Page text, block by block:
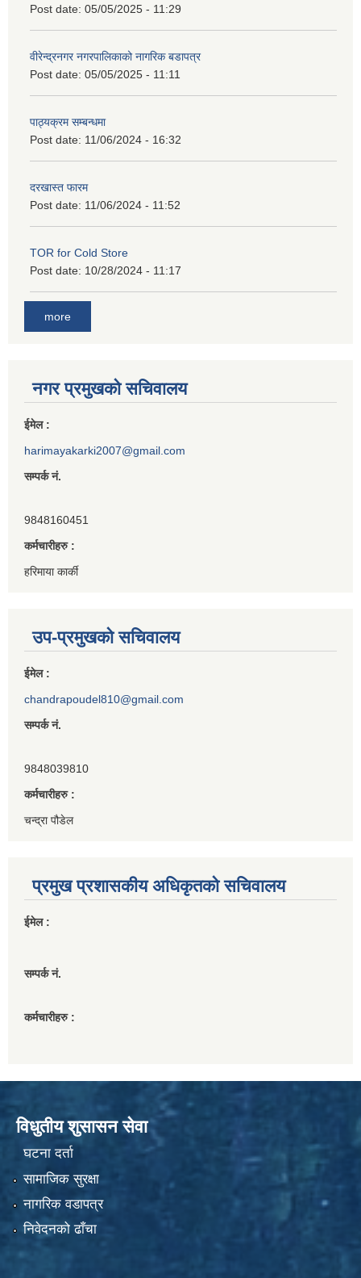
Post date: 05/05/2025 - 11:29
वीरेन्द्रनगर नगरपालिकाको नागरिक बडापत्र
Post date: 05/05/2025 - 11:11
पाठ्यक्रम सम्बन्धमा
Post date: 11/06/2024 - 16:32
दरखास्त फारम
Post date: 11/06/2024 - 11:52
TOR for Cold Store
Post date: 10/28/2024 - 11:17
more
नगर प्रमुखको सचिवालय
ईमेल :
harimayakarki2007@gmail.com
सम्पर्क नं.
9848160451
कर्मचारीहरु :
हरिमाया कार्की
उप-प्रमुखको सचिवालय
ईमेल :
chandrapoudel810@gmail.com
सम्पर्क नं.
9848039810
कर्मचारीहरु :
चन्द्रा पौडेल
प्रमुख प्रशासकीय अधिकृतको सचिवालय
ईमेल :
सम्पर्क नं.
कर्मचारीहरु :
विधुतीय शुसासन सेवा
घटना दर्ता
सामाजिक सुरक्षा
नागरिक वडापत्र
निवेदनको ढाँचा